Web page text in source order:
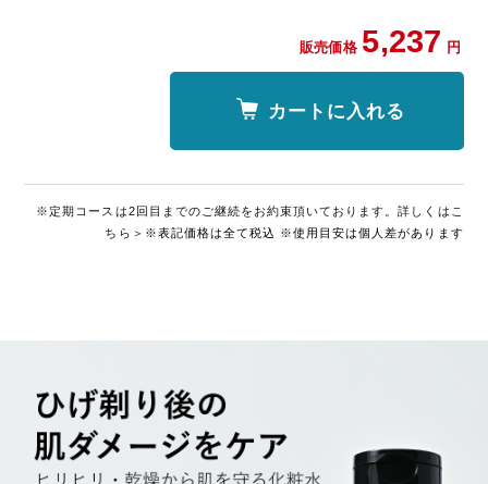
販売価格 5,237 円
カートに入れる
※定期コースは2回目までのご継続をお約束頂いております。詳しくはこ
ちら＞ ※表記価格は全て税込 ※使用目安は個人差があります